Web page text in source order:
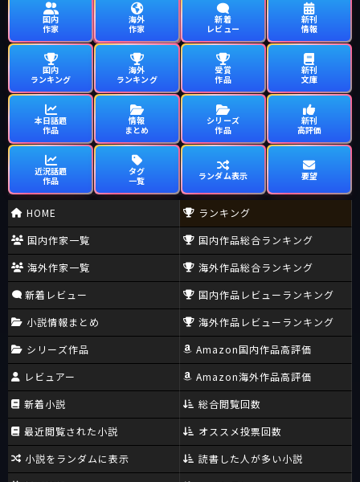
国内
作家
海外
作家
新着
レビュー
新刊
情報
国内
ランキング
海外
ランキング
受賞
作品
新刊
文庫
本日話題
作品
情報
まとめ
シリーズ
作品
新刊
高評価
近況話題
作品
タグ
一覧
ランダム表示 要望
HOME
国内作家一覧
海外作家一覧
新着レビュー
小説情報まとめ
シリーズ作品
レビュアー
新着小説
最近閲覧された小説
小説をランダムに表示
ランキング
国内作品総合ランキング
海外作品総合ランキング
国内作品レビューランキング
海外作品レビューランキング
Amazon国内作品高評価
Amazon海外作品高評価
総合閲覧回数
オススメ投票回数
読書した人が多い小説